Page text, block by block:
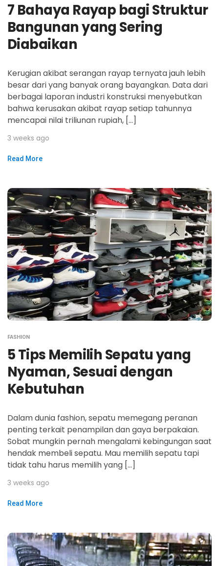
7 Bahaya Rayap bagi Struktur
Bangunan yang Sering
Diabaikan
Kerugian akibat serangan rayap ternyata jauh lebih
besar dari yang banyak orang bayangkan. Data dari
berbagai laporan industri konstruksi menyebutkan
bahwa kerusakan akibat rayap setiap tahunnya
mencapai nilai triliunan rupiah, […]
3 weeks ago
Read More
FASHION
5 Tips Memilih Sepatu yang
Nyaman, Sesuai dengan
Kebutuhan
Dalam dunia fashion, sepatu memegang peranan
penting terkait penampilan dan gaya berpakaian.
Sobat mungkin pernah mengalami kebingungan saat
hendak membeli sepatu. Mau memilih sepatu tapi
tidak tahu harus memilih yang […]
3 weeks ago
Read More